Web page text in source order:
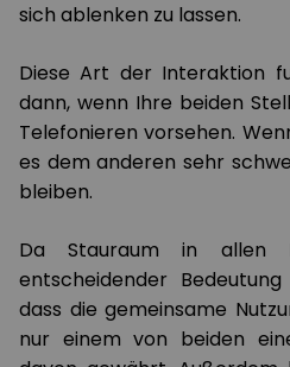
sich ablenken zu lassen.
Diese Art der Interaktion
dann, wenn Ihre beiden
Telefonieren vorsehen.
es dem anderen sehr
bleiben.
Da Stauraum in allen
entscheidender
dass die gemeinsame
nur einem von beiden